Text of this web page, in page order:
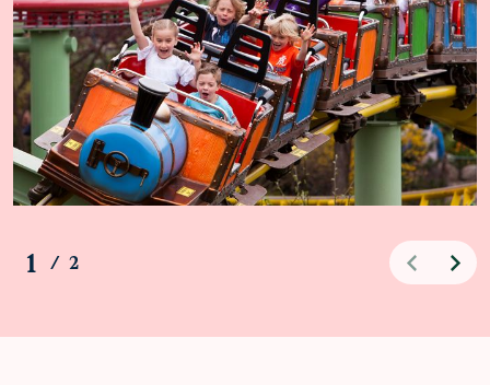
1 / 2